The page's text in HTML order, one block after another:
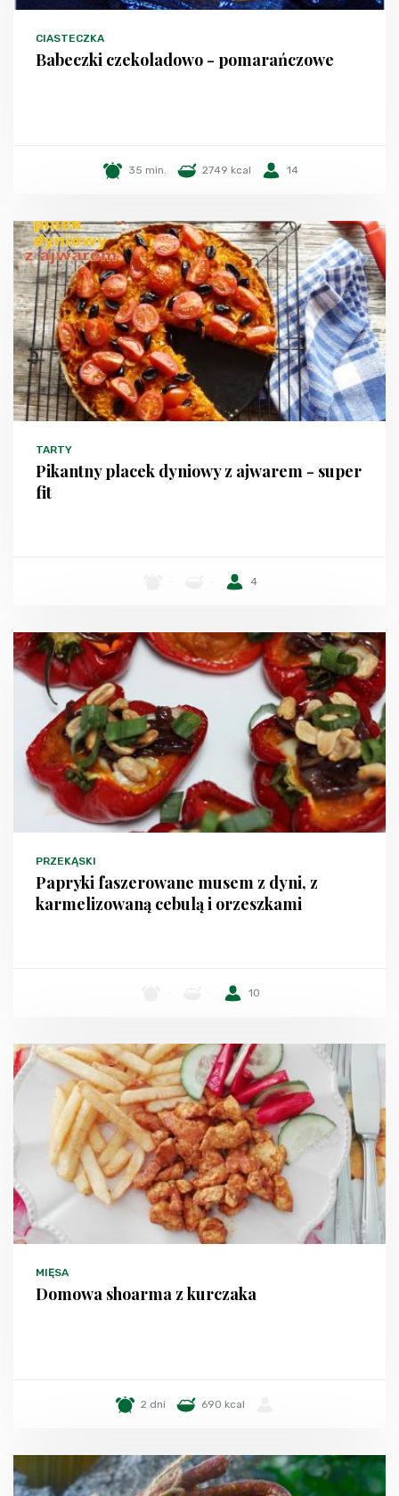
CIASTECZKA
Babeczki czekoladowo - pomarańczowe
35 min. 2749 kcal 14
TARTY
Pikantny placek dyniowy z ajwarem - super
fit
4
PRZEKĄSKI
Papryki faszerowane musem z dyni, z
karmelizowaną cebulą i orzeszkami
10
MIĘSA
Domowa shoarma z kurczaka
2 dni 690 kcal